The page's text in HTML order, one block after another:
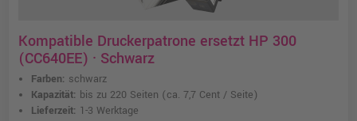
Kompatible Druckerpatrone ersetzt HP 300
(CC640EE) · Schwarz
Farben: schwarz
Kapazität: bis zu 220 Seiten (ca. 7,7 Cent / Seite)
Lieferzeit: 1-3 Werktage